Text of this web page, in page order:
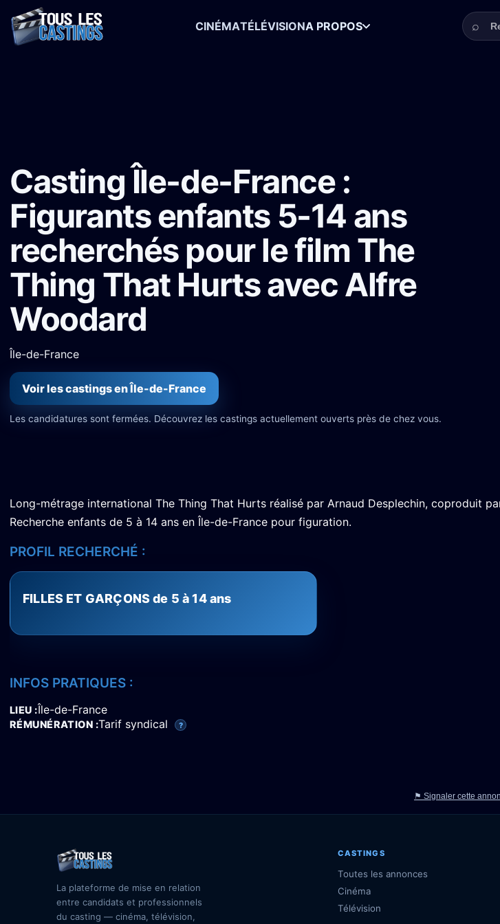
CINÉMATÉLÉVISIONA PROPOS ⌕
Casting Île-de-France :
Figurants enfants 5-14 ans
recherchés pour le film The
Thing That Hurts avec Alfre
Woodard
Île-de-France
Voir les castings en Île-de-France
Les candidatures sont fermées. Découvrez les castings actuellement ouverts près de chez vous.
Long-métrage international The Thing That Hurts réalisé par Arnaud Desplechin, coproduit
Recherche enfants de 5 à 14 ans en Île-de-France pour figuration.
PROFIL RECHERCHÉ :
FILLES ET GARÇONS de 5 à 14 ans
INFOS PRATIQUES :
LIEU Île-de-France
RÉMUNÉRATION Tarif syndical ?
⚑ Signaler cette
La plateforme de mise en relation
entre candidats et professionnels
du casting — cinéma, télévision,
CASTINGS
Toutes les annonces
Cinéma
Télévision